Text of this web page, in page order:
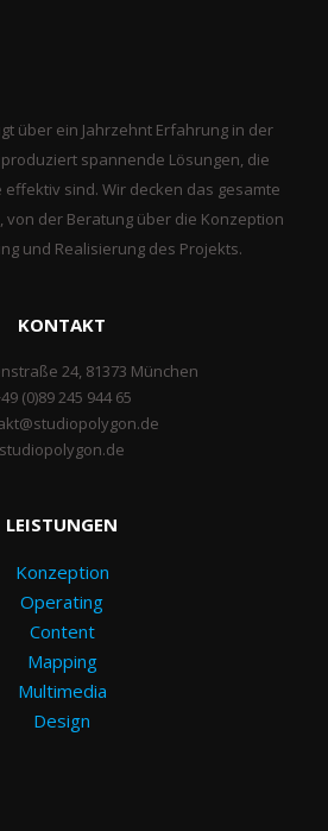
über ein Jahrzehnt Erfahrung in der
spannende Lösungen, die
sind. Wir decken das gesamte
von der Beratung über die Konzeption
und Realisierung des Projekts.
KONTAKT
24, 81373 München
(0)89 245 944 65
studiopolygon.de
LEISTUNGEN
Konzeption
Operating
Content
Mapping
Multimedia
Design